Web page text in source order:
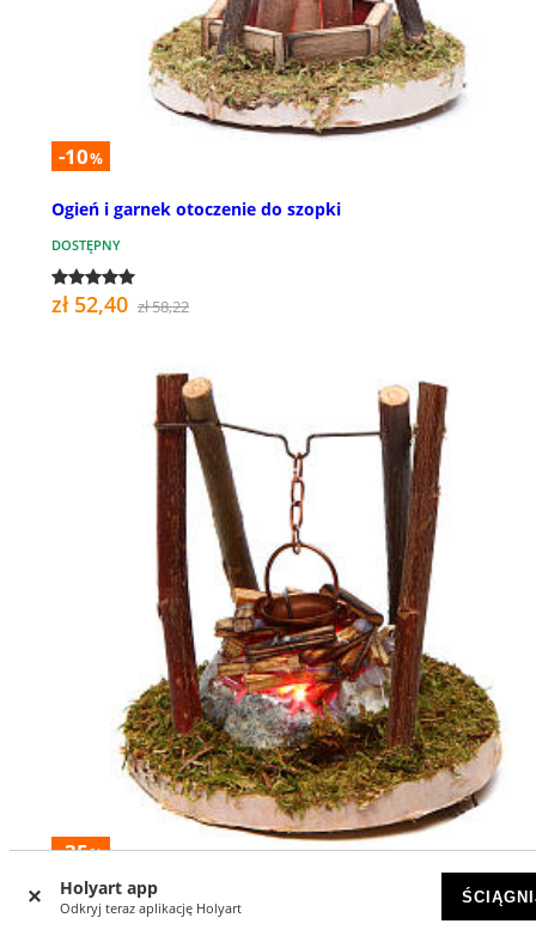
Holyart app
Odkryj teraz aplikację Holyart
-10%
Ogień i garnek otoczenie do szopki
DOSTĘPNY
zł 52,40 zł 58,22
-35%
Ogień na biwak 4,5 V h. 9x7 cm